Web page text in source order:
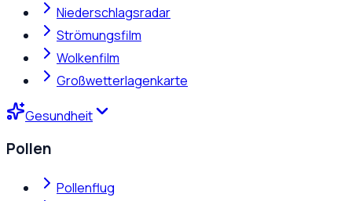
Niederschlagsradar
Strömungsfilm
Wolkenfilm
Großwetterlagenkarte
Gesundheit
Pollen
Pollenflug